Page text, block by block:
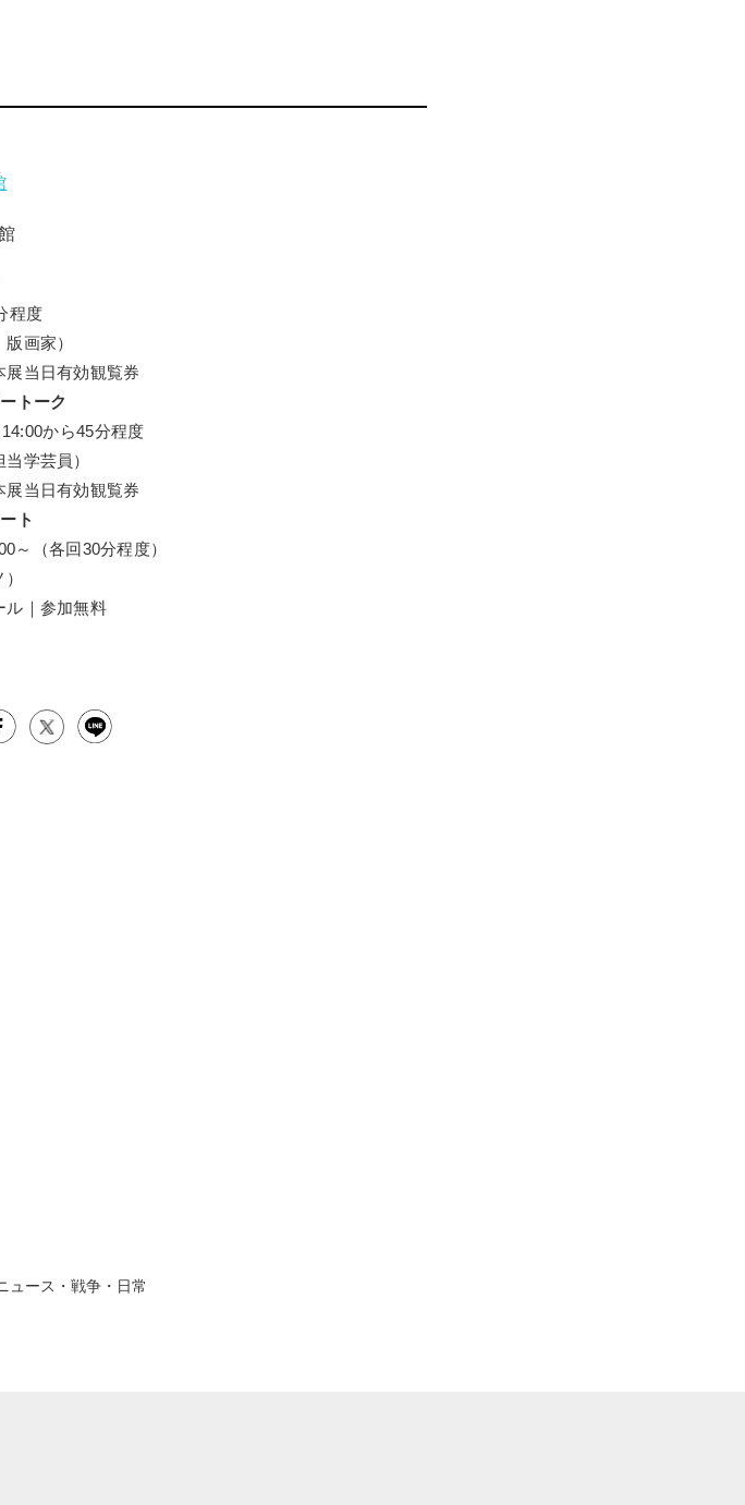
程度
画家）
当日有効観覧券
トーク
から45分程度
学芸員）
当日有効観覧券
ト
（各回30分程度）
ル｜参加無料
ュース・戦争・日常